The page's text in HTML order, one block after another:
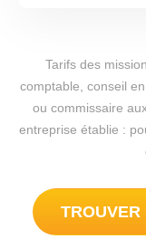
Tarifs des
comptable, conseil
ou commissaire
entreprise établie :
TROUVER